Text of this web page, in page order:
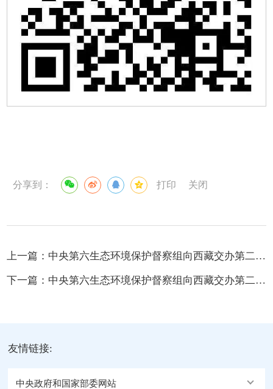
分享到： 打印 关闭
上一篇： 中央第六生态环境保护督察组向西藏交办第二十四批群众信访举报件24件
下一篇： 中央第六生态环境保护督察组向西藏交办第二十三批群众信访举报件21件
友情链接:
中央政府和国家部委网站